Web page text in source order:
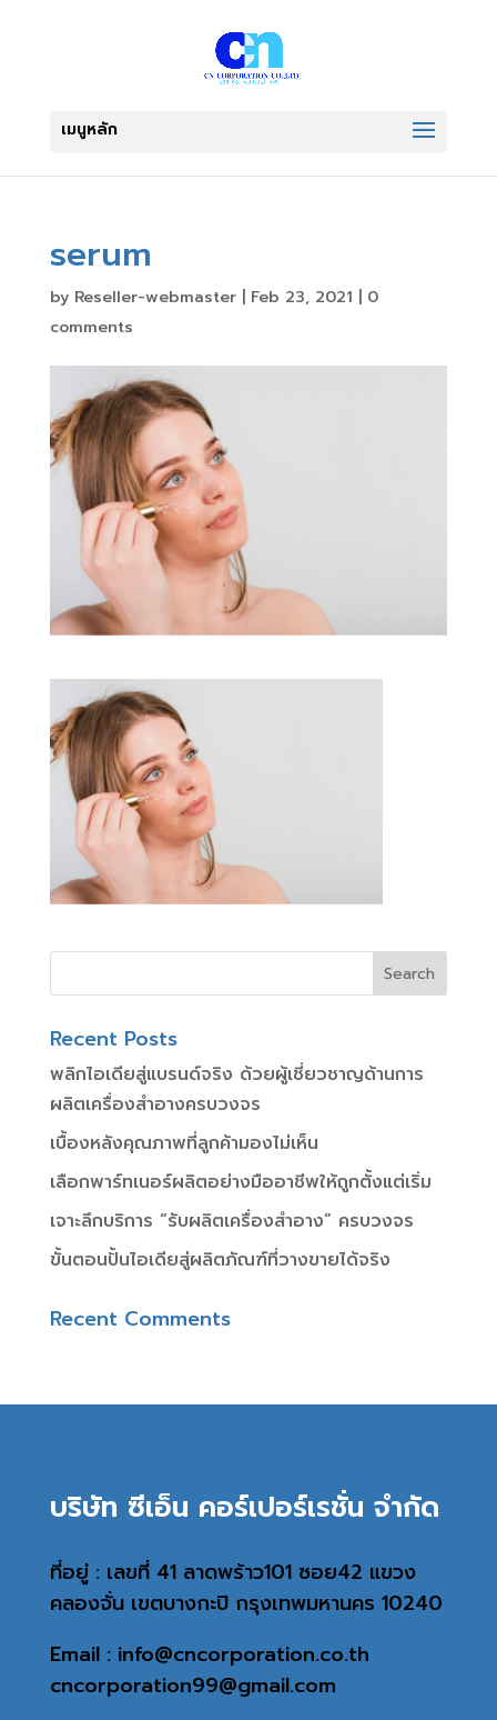
serum
by Reseller-webmaster| Feb 23, 2021
0
comments
Recent Posts
พลิกไอเดียสู่แบรนด์จริง ด้วยผู้เชี่ยวชาญด้านการ
ผลิตเครื่องสำอางครบวงจร
เบื้องหลังคุณภาพที่ลูกค้ามองไม่เห็น
เลือกพาร์ทเนอร์ผลิตอย่างมืออาชีพให้ถูกตั้งแต่เริ่ม
เจาะลึกบริการ “รับผลิตเครื่องสำอาง” ครบวงจร
ขั้นตอนปั้นไอเดียสู่ผลิตภัณฑ์ที่วางขายได้จริง
Recent Comments
บริษัท ซีเอ็น คอร์เปอร์เรชั่น จำกัด
ที่อยู่ : เลขที่ 41 ลาดพร้าว101 ซอย42 แขวง
คลองจั่น เขตบางกะปิ กรุงเทพมหานคร 10240
Email : info@cncorporation.co.th
cncorporation99@gmail.com